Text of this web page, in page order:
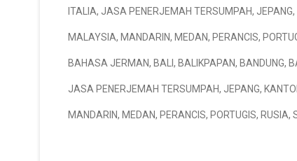
ITALIA, JASA PENERJEMAH TERSUMPAH, JEPANG,
MALAYSIA, MANDARIN, MEDAN, PERANCIS,
BAHASA JERMAN, BALI , BALIKPAPAN, BANDUNG,
JASA PENERJEMAH TERSUMPAH, JEPANG,
MANDARIN, MEDAN, PERANCIS, PORTUGIS, RUSIA,